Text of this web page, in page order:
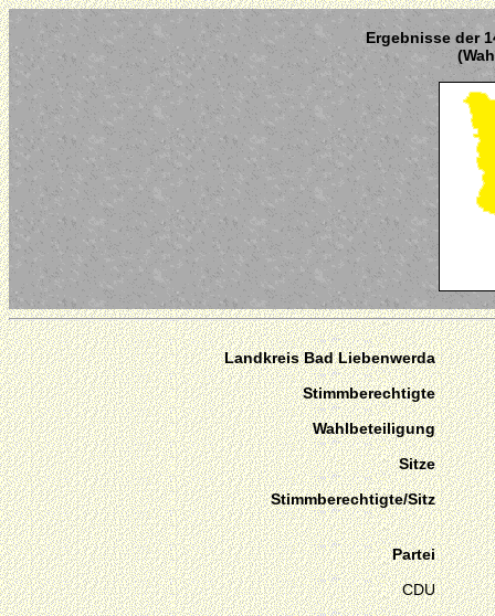
Ergebnisse der
Landkreis Bad Liebenwerda
Stimmberechtigte
Wahlbeteiligung
Sitze
Stimmberechtigte/Sitz
Partei
CDU